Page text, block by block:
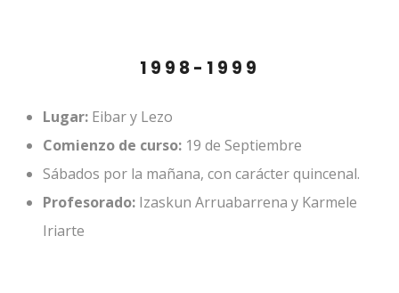
1998-1999
Lugar: Eibar y Lezo
Comienzo de curso: 19 de Septiembre
Sábados por la mañana, con carácter quincenal.
Profesorado: Izaskun Arruabarrena y Karmele
Iriarte